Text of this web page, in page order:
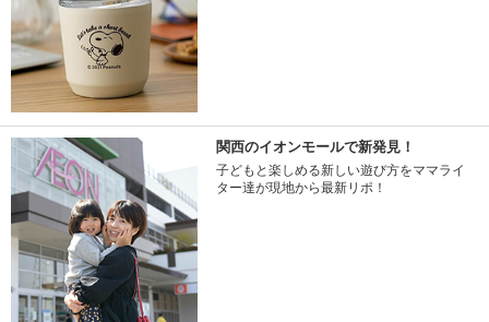
関西のイオンモールで新発見！
子どもと楽しめる新しい遊び方をママライ
ター達が現地から最新リポ！